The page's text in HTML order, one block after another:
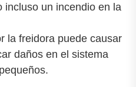
incluso un incendio en la
la freidora puede causar
daños en el sistema